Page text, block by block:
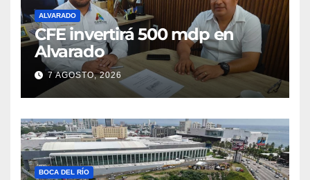
ALVARADO
CFE invertirá 500 mdp en
Alvarado
7 AGOSTO, 2026
BOCA DEL RÍO